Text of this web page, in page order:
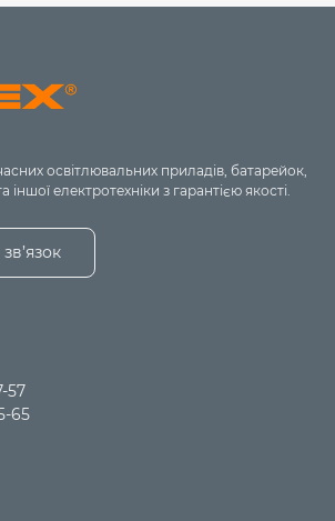
освітлювальних приладів, батарейок,
іншої електротехніки з гарантією якості.
57
65